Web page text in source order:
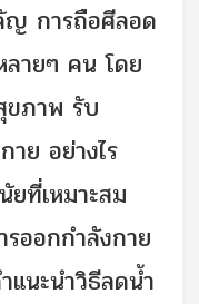
ญ การถือศีลอด
ลายๆ คน โดย
ขภาพ รับ
าย อย่างไร
ยที่เหมาะสม
ออกกำลังกาย
แนะนำวิธีลดน้ำ